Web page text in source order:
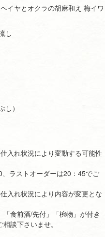
イヤとオクラの胡麻和え 梅イワ
し
）
入れ状況により変動する可能性
ラストオーダーは20：45でご
入れ状況により内容が変更とな
食前酒/先付」「椀物」が付き
談下さいませ。